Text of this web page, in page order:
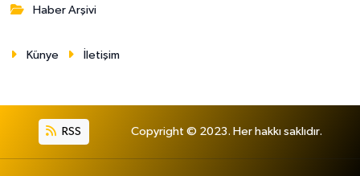
Haber Arşivi
Künye İletişim
RSS Copyright © 2023. Her hakkı saklıdır.